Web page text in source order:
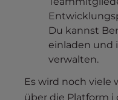
Du kannst
einladen und
verwalten.
Es wird noch viele
über die Platform